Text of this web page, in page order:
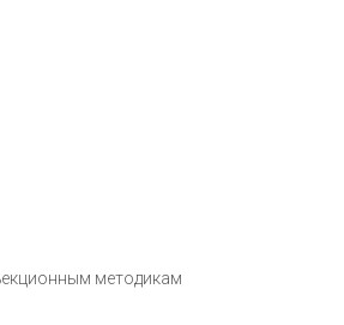
методикам